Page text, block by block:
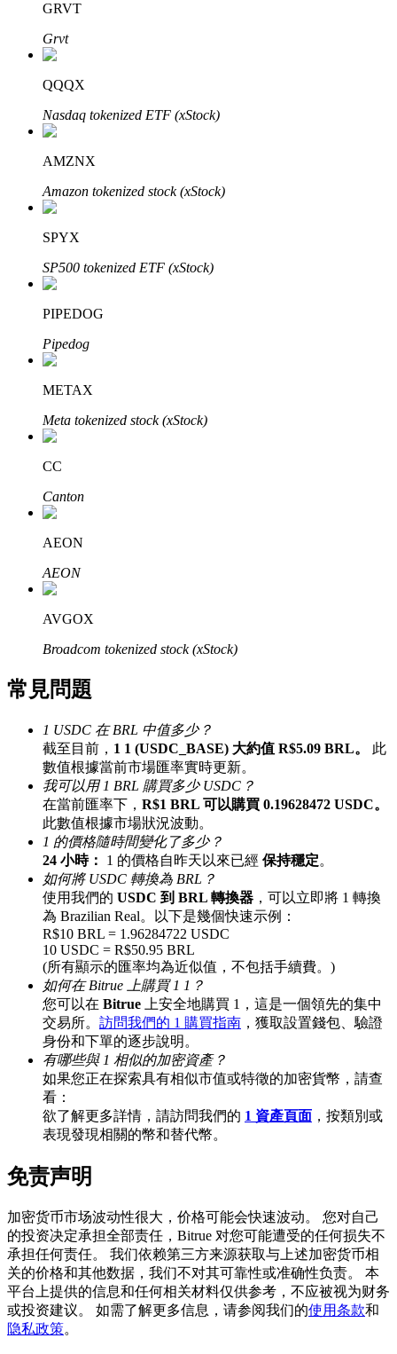
定投理财
享受活期理財及長期收益
學習理財
了解如何賺取穩定收入
Bitrue渠道合伙人
最高達65%佣金！
邀请好友
邀請朋友獲得現金獎勵
BTC 專享獎勵
BTC 專享獎勵
充值並交易BTC瓜分 25,000 USDT 獎池！
GRVT
Grvt
QQQX
Nasdaq tokenized ETF (xStock)
AMZNX
Amazon tokenized stock (xStock)
SPYX
SP500 tokenized ETF (xStock)
PIPEDOG
Pipedog
METAX
Meta tokenized stock (xStock)
CC
Canton
AEON
AEON
AVGOX
Broadcom tokenized stock (xStock)
常見問題
1 USDC 在 BRL 中值多少？
截至目前， 1 1 (USDC_BASE) 大約值 R$5.09 BRL。
此
數值根據當前市場匯率實時更新。
我可以用 1 BRL 購買多少 USDC？
在當前匯率下， R$1 BRL 可以購買 0.19628472 USDC。
此數值根據市場狀況波動。
1 的價格隨時間變化了多少？
24 小時：
1 的價格自昨天以來已經 保持穩定。
如何將 USDC 轉換為 BRL？
使用我們的 USDC 到 BRL 轉換器 ，可以立即將 1 轉換
為 Brazilian Real。以下是幾個快速示例：
R$10 BRL = 1.96284722 USDC
10 USDC = R$50.95 BRL
(所有顯示的匯率均為近似值，不包括手續費。)
如何在 Bitrue 上購買 1 1？
您可以在 Bitrue 上安全地購買 1，這是一個領先的集中
交易所。 訪問我們的 1 購買指南 ，獲取設置錢包、驗證
身份和下單的逐步說明。
有哪些與 1 相似的加密資產？
如果您正在探索具有相似市值或特徵的加密貨幣，請查
看：
欲了解更多詳情，請訪問我們的 1 資產頁面 ，按類別或
表現發現相關的幣和替代幣。
免责声明
加密货币市场波动性很大，价格可能会快速波动。 您对自己
的投资决定承担全部责任，Bitrue 对您可能遭受的任何损失不
承担任何责任。 我们依赖第三方来源获取与上述加密货币相
关的价格和其他数据，我们不对其可靠性或准确性负责。 本
平台上提供的信息和任何相关材料仅供参考，不应被视为财务
或投资建议。 如需了解更多信息，请参阅我们的使用条款和
隐私政策。